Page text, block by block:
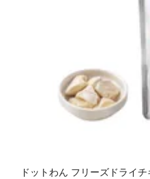
ドットわん フリーズドライ